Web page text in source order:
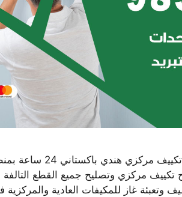
رقم صيانة تكييف البر خدمة
مركزي وتصليح جميع القطع التالفة
وتعبئة غاز للمكيفات العادية